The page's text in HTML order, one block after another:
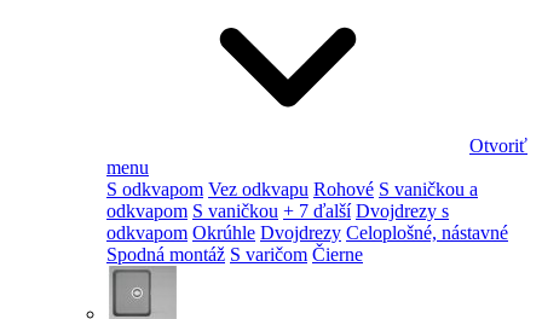
Otvoriť
menu
S odkvapom Vez odkvapu Rohové S vaničkou a
odkvapom S vaničkou + 7 ďalší Dvojdrezy s
odkvapom Okrúhle Dvojdrezy Celoplošné, nástavné
Spodná montáž S varičom Čierne